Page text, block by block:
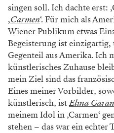
singen soll. Ich dachte erst:
‚Carmen‘. Für mich als
Wiener Publikum etwas
Begeisterung ist einzigartig,
Gegenteil aus Amerika. Ich
künstlerisches Zuhause
mein Ziel sind das
Eines meiner Vorbilder,
künstlerisch, istElīna
meinem Idol in ‚Carmen‘
stehen – das war ein echter